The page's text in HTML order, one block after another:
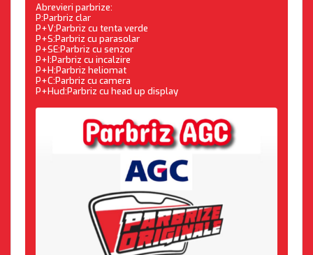
Abrevieri parbrize:
P:Parbriz clar
P+V:Parbriz cu tenta verde
P+S:Parbriz cu parasolar
P+SE:Parbriz cu senzor
P+I:Parbriz cu incalzire
P+H:Parbriz heliomat
P+C:Parbriz cu camera
P+Hud:Parbriz cu head up display